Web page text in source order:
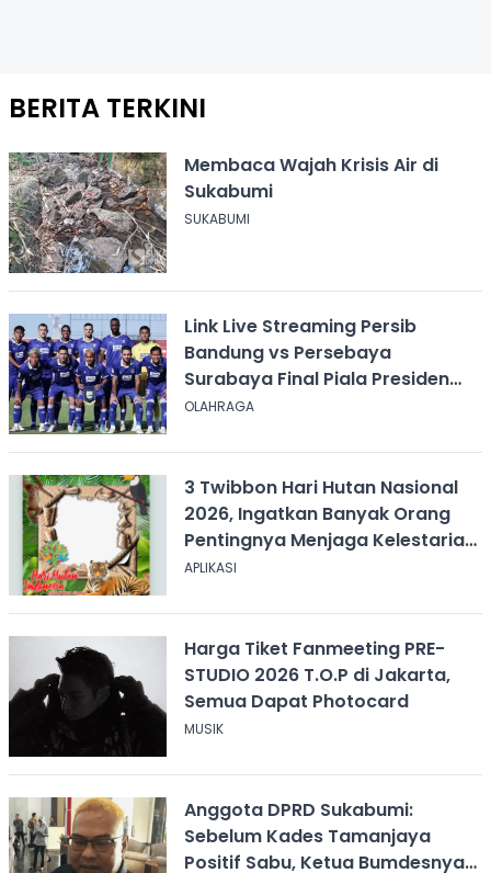
BERITA TERKINI
Membaca Wajah Krisis Air di
Sukabumi
SUKABUMI
Link Live Streaming Persib
Bandung vs Persebaya
Surabaya Final Piala Presiden
2026, Kick-off Pukul 20.00 WIB
OLAHRAGA
3 Twibbon Hari Hutan Nasional
2026, Ingatkan Banyak Orang
Pentingnya Menjaga Kelestarian
Hutan
APLIKASI
Harga Tiket Fanmeeting PRE-
STUDIO 2026 T.O.P di Jakarta,
Semua Dapat Photocard
MUSIK
Anggota DPRD Sukabumi:
Sebelum Kades Tamanjaya
Positif Sabu, Ketua Bumdesnya